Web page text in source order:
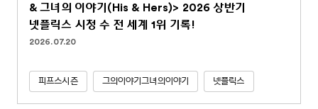
& 그녀의 이야기(His & Hers)> 2026 상반기
넷플릭스 시청 수 전 세계 1위 기록!
2026.07.20
피프스시즌 그의이야기그녀의이야기 넷플릭스